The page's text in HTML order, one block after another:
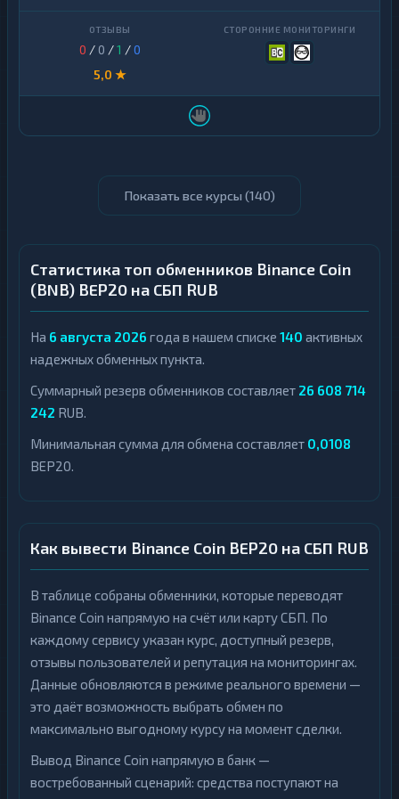
0 / 0 /1 /0
5,0 ★
Показать все курсы (140)
Статистика топ обменников Binance Coin
(BNB) BEP20 на СБП RUB
На 6 августа 2026 года в нашем списке 140 активных
надежных обменных пункта.
Суммарный резерв обменников составляет 26 608 714
242 RUB.
Минимальная сумма для обмена составляет 0,0108
BEP20.
Как вывести Binance Coin BEP20 на СБП RUB
В таблице собраны обменники, которые переводят
Binance Coin напрямую на счёт или карту СБП. По
каждому сервису указан курс, доступный резерв,
отзывы пользователей и репутация на мониторингах.
Данные обновляются в режиме реального времени —
это даёт возможность выбрать обмен по
максимально выгодному курсу на момент сделки.
Вывод Binance Coin напрямую в банк —
востребованный сценарий: средства поступают на